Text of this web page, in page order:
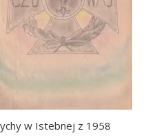
w Istebnej z 1958